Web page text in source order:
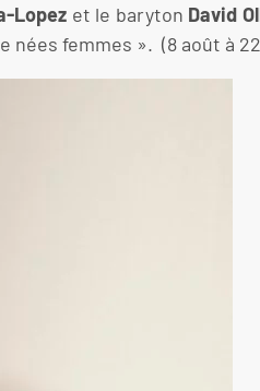
Lopez et le baryton David
nées femmes ». (8 août à